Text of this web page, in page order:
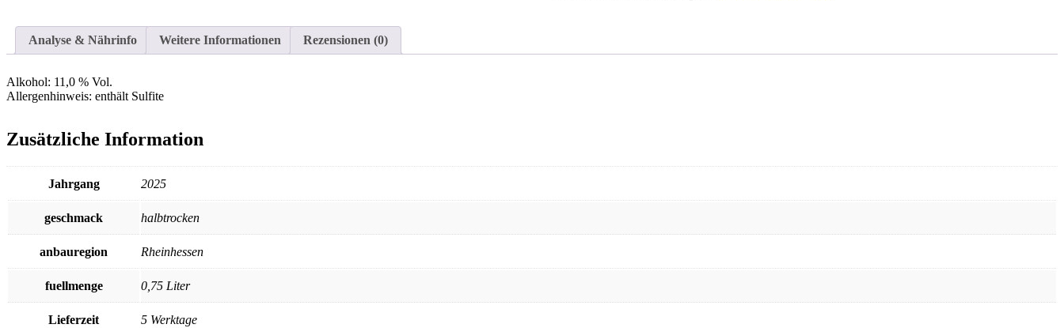
Analyse & Nährinfo Weitere Informationen Rezensionen (0)
Alkohol: 11,0 % Vol.
Allergenhinweis: enthält Sulfite
Zusätzliche Information
Jahrgang 2025
geschmack halbtrocken
anbauregion Rheinhessen
fuellmenge 0,75 Liter
Lieferzeit 5 Werktage